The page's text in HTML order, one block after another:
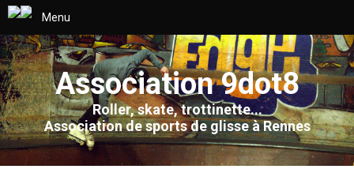
Menu
Association 9dot8
Roller, skate, trottinette...
Association de sports de glisse à Rennes